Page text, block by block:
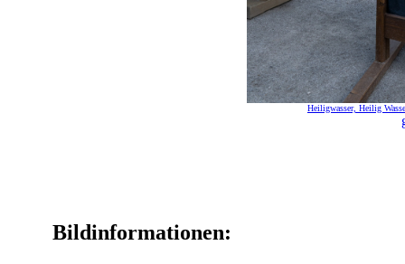
Heiligwasser, Heilig
Bildinformationen: